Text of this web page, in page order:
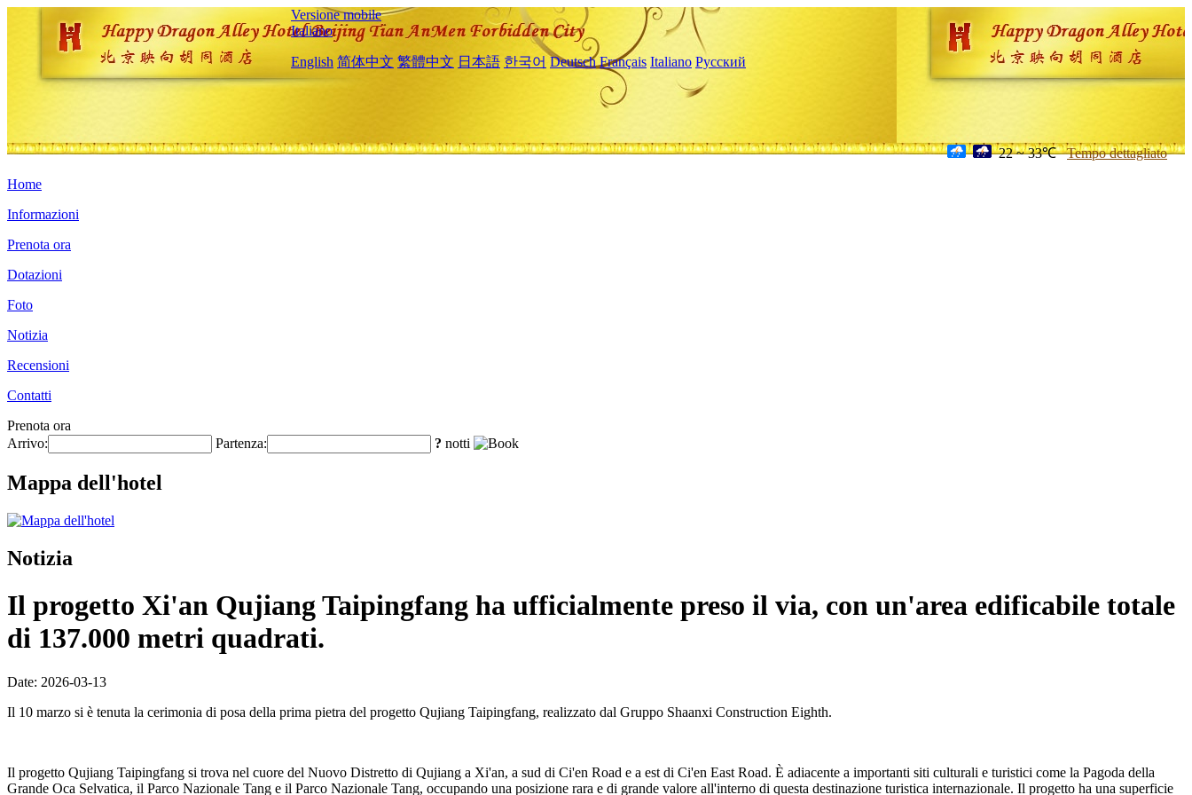
Versione mobile
Italiano
English 简体中文 繁體中文 日本語 한국어 Deutsch Français Italiano Русский
22 ~ 33℃ Tempo dettagliato
Home
Informazioni
Prenota ora
Dotazioni
Foto
Notizia
Recensioni
Contatti
Prenota ora
Arrivo:
Partenza: ? notti
Mappa dell'hotel
Notizia
Il progetto Xi'an Qujiang Taipingfang ha ufficialmente preso il via, con un'area edificabile totale
di 137.000 metri quadrati.
Date: 2026-03-13
Il 10 marzo si è tenuta la cerimonia di posa della prima pietra del progetto Qujiang Taipingfang, realizzato dal Gruppo Shaanxi Construction Eighth.
Il progetto Qujiang Taipingfang si trova nel cuore del Nuovo Distretto di Qujiang a Xi'an, a sud di Ci'en Road e a est di Ci'en East Road. È adiacente a importanti siti culturali e turistici come la Pagoda della
Grande Oca Selvatica, il Parco Nazionale Tang e il Parco Nazionale Tang, occupando una posizione rara e di grande valore all'interno di questa destinazione turistica internazionale. Il progetto ha una superficie